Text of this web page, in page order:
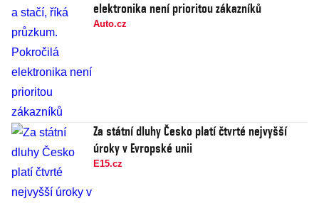
elektronika není prioritou zákazníků
Auto.cz
Za státní dluhy Česko platí čtvrté nejvyšší
úroky v Evropské unii
E15.cz